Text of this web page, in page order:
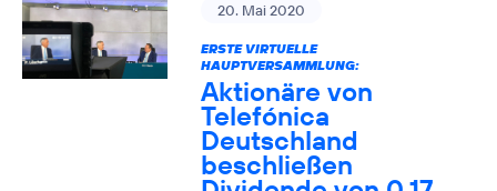
20. Mai 2020
ERSTE VIRTUELLE
HAUPTVERSAMMLUNG:
Aktionäre von
Telefónica
Deutschland
beschließen